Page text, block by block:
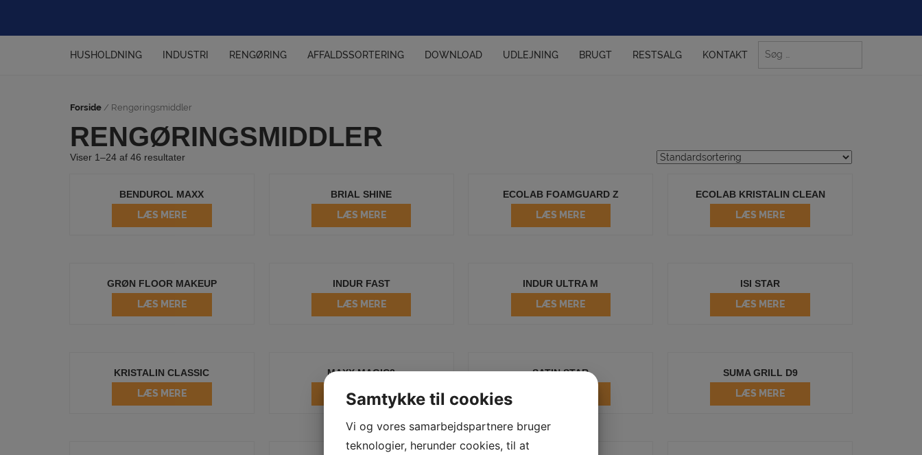
indholdet
HUSHOLDNING
INDUSTRI RENGØRING AFFALDSSORTERING DOWNLOAD UDLEJNING BRUGT RESTSALG KONTAKT
Søg
efter:
Forside / Rengøringsmiddler
RENGØRINGSMIDDLER
Viser 1–24 af 46 resultater
BENDUROL MAXX
LÆS MERE
BRIAL SHINE
LÆS MERE
ECOLAB FOAMGUARD Z
LÆS MERE
ECOLAB KRISTALIN CLEAN
LÆS MERE
GRØN FLOOR MAKEUP
LÆS MERE
INDUR FAST
LÆS MERE
INDUR ULTRA M
LÆS MERE
ISI STAR
LÆS MERE
KRISTALIN CLASSIC
LÆS MERE
MAXX MAGIC2
LÆS MERE
SATIN STAR
SUMA GRILL D9
LÆS MERE
Samtykke til cookies
Vi og vores samarbejdspartnere bruger
teknologier, herunder cookies, til at